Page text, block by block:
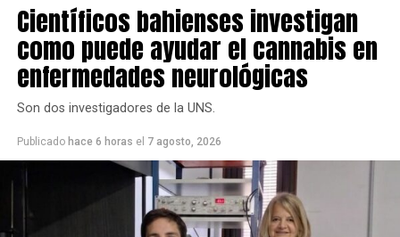
Científicos bahienses investigan
como puede ayudar el cannabis en
enfermedades neurológicas
Son dos investigadores de la UNS.
Publicado hace 6 horas el 7 agosto, 2026